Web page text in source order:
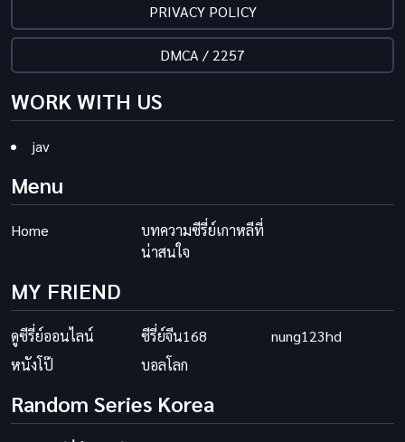
PRIVACY POLICY
DMCA / 2257
WORK WITH US
jav
Menu
Home
บทความซีรี่ย์เกาหลีที่
น่าสนใจ
MY FRIEND
ดูซีรี่ย์ออนไลน์ ซีรี่ย์จีน168
nung123hd
หนังโป๊
บอลโลก
Random Series Korea